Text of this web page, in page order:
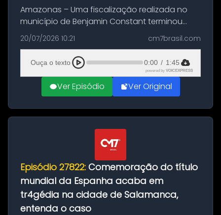
Amazonas – Uma fiscalização realizada no
município de Benjamin Constant terminou
com a apreensão de aproximadamente 115
quilos de entorpecentes em uma
embarcação atracada no porto da cidade. O
materia...
20/07/2026 10:21 cm7brasil.com
Ouça o texto 0:00 / 1:45
powered by VOICEXPRESS
Ver Episódio Ver Original
Episódio 27822: Comemoração do título
mundial da Espanha acaba em
tr4gédia na cidade de Salamanca,
entenda o caso